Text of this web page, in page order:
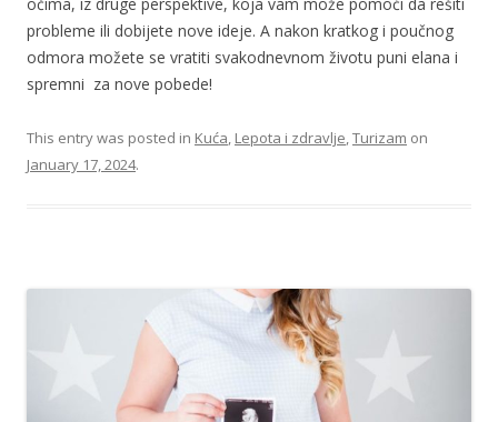
probleme ili dobijete nove ideje. A nakon kratkog i poučnog
odmora možete se vratiti svakodnevnom životu puni elana i
spremni za nove pobede!
This entry was posted in Kuća, Lepota i zdravlje,Turizam on
January 17, 2024.